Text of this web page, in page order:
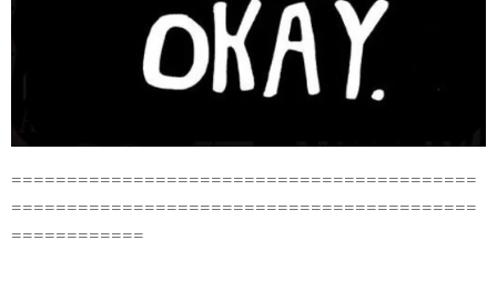
==========================================
==========================================
============